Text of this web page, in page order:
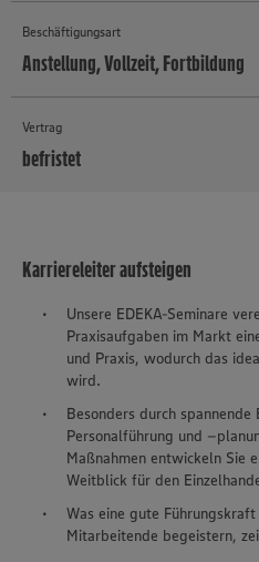
Beschäftigungsart
Anstellung, Vollzeit, Fortbildung
Vertrag
befristet
Karriereleiter aufsteigen
Unsere EDEKA-Seminare
Praxisaufgaben im Markt
und Praxis, wodurch das
wird.
Besonders durch spannende
Personalführung und
Maßnahmen entwickeln Sie
Weitblick für den
Was eine gute
Mitarbeitende begeistern,